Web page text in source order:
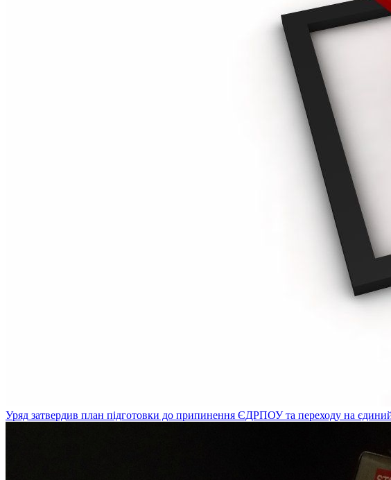
Уряд затвердив план підготовки до припинення ЄДРПОУ та переходу на